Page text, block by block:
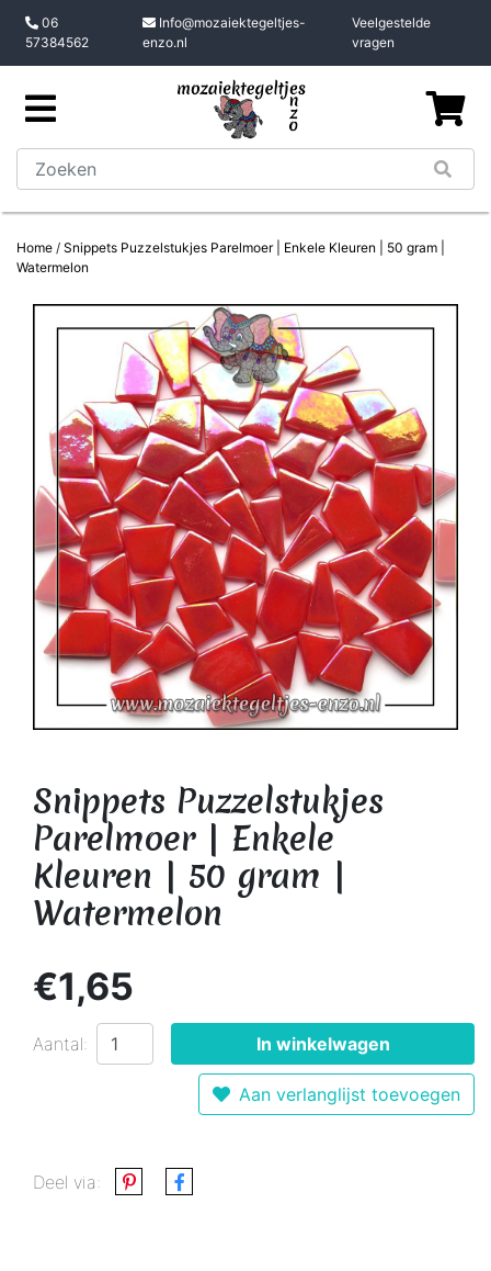
06
57384562
Info@mozaiektegeltjes-
enzo.nl
Veelgestelde
vragen
Home / Snippets Puzzelstukjes Parelmoer | Enkele Kleuren | 50 gram |
Watermelon
Snippets Puzzelstukjes
Parelmoer | Enkele
Kleuren | 50 gram |
Watermelon
€1,65
Aantal: In winkelwagen
Aan verlanglijst toevoegen
Deel via: